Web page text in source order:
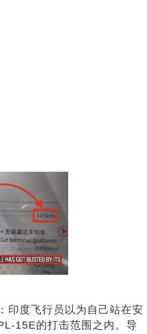
印度飞行员以为自己站在安
15E的打击范围之内。导